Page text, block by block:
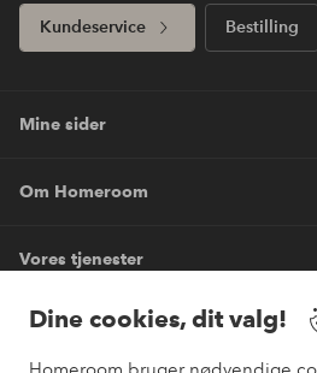
Dine cookies, dit valg!
Kundeservice Bestilling
Mine sider
Om Homeroom
Vores tjenester
Vilkår